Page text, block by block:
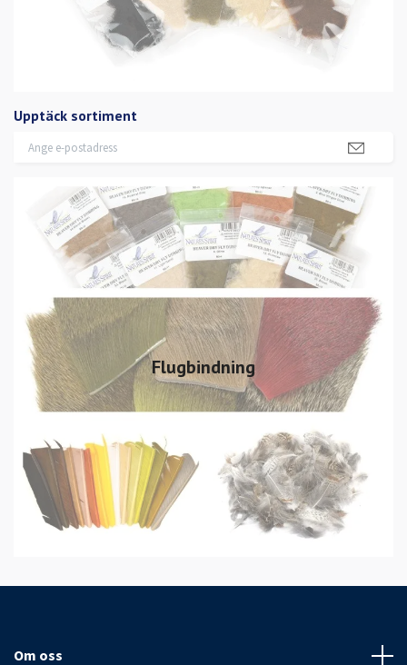
Upptäck sortiment
Flugbindning
Om oss